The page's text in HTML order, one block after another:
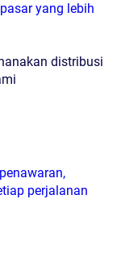
yang lebih
distribusi
perjalanan